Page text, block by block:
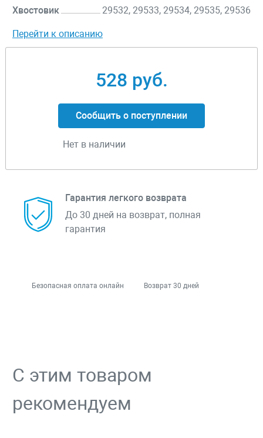
Хвостовик 29532, 29533, 29534, 29535, 29536
Перейти к описанию
528 руб.
Сообщить о поступлении
Нет в наличии
Гарантия легкого возврата
До 30 дней на возврат, полная
гарантия
Безопасная оплата онлайн Возврат 30 дней
С этим товаром
рекомендуем